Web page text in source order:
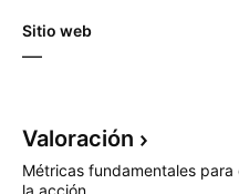
Sitio web
—
Valoración
Métricas fundamentales
la acción